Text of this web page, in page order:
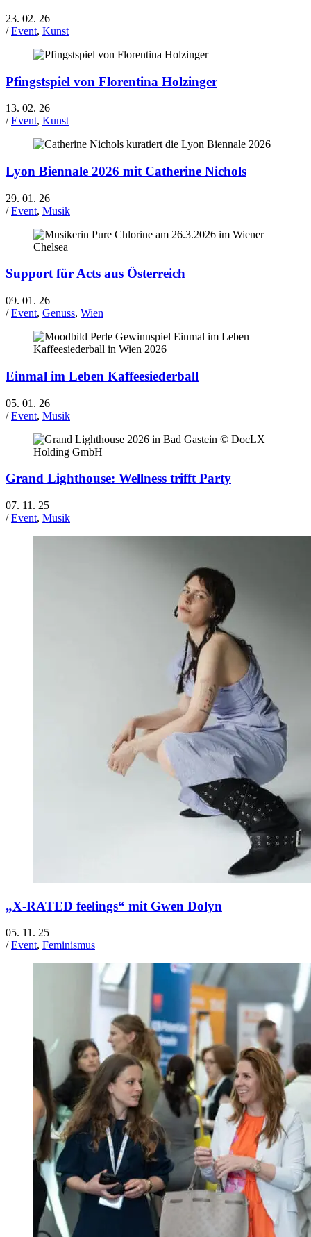
23. 02. 26
/Event, Kunst
Pfingstspiel von Florentina Holzinger
13. 02. 26
/Event, Kunst
Lyon Biennale 2026 mit Catherine Nichols
29. 01. 26
/Event, Musik
Support für Acts aus Österreich
09. 01. 26
/Event, Genuss, Wien
Einmal im Leben Kaffeesiederball
05. 01. 26
/Event, Musik
Grand Lighthouse: Wellness trifft Party
07. 11. 25
/Event, Musik
„X-RATED feelings“ mit Gwen Dolyn
05. 11. 25
/Event, Feminismus